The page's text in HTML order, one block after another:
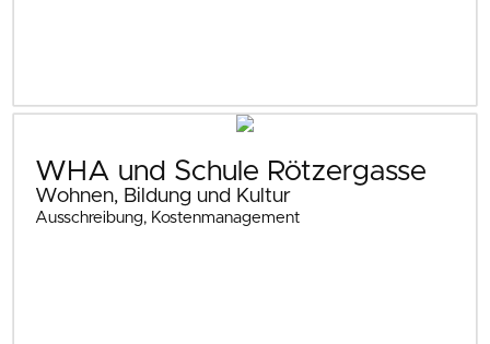
WHA und Schule Rötzergasse
Wohnen, Bildung und Kultur
Ausschreibung, Kostenmanagement